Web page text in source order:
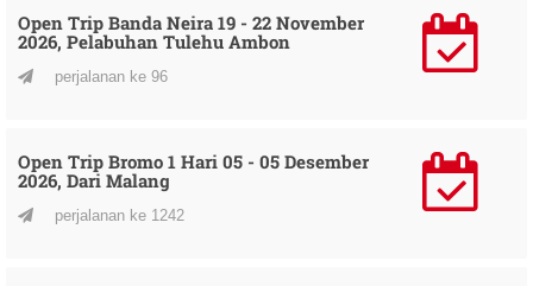
Open Trip Banda Neira 19 - 22 November
2026, Pelabuhan Tulehu Ambon
perjalanan ke 96
Open Trip Bromo 1 Hari 05 - 05 Desember
2026, Dari Malang
perjalanan ke 1242